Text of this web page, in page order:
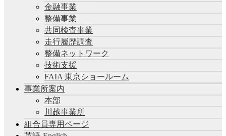
金融事業
整備事業
共同検査事業
走行履歴調査
整備ネットワーク
技術支援
FAIA 東京ショールーム
事業所案内
本部
川越事業所
組合員専用ページ